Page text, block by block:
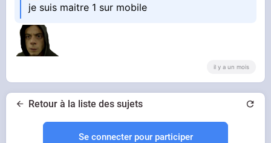
je suis maitre 1 sur mobile
il y a un mois
Retour à la liste des sujets
Se connecter pour participer